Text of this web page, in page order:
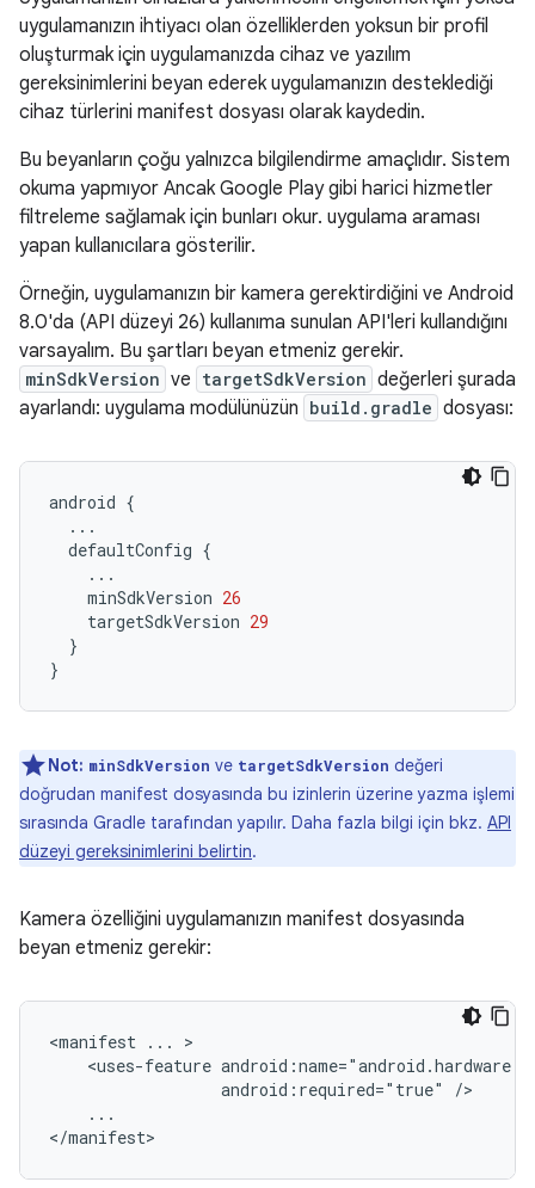
uygulamanızın ihtiyacı olan özelliklerden yoksun bir profil
oluşturmak için uygulamanızda cihaz ve yazılım
gereksinimlerini beyan ederek uygulamanızın desteklediği
cihaz türlerini manifest dosyası olarak kaydedin.
Bu beyanların çoğu yalnızca bilgilendirme amaçlıdır. Sistem
okuma yapmıyor Ancak Google Play gibi harici hizmetler
filtreleme sağlamak için bunları okur. uygulama araması
yapan kullanıcılara gösterilir.
Örneğin, uygulamanızın bir kamera gerektirdiğini ve Android
8.0'da (API düzeyi 26) kullanıma sunulan API'leri kullandığını
varsayalım. Bu şartları beyan etmeniz gerekir.
minSdkVersion ve targetSdkVersion değerleri şurada
ayarlandı: uygulama modülünüzün build.gradle dosyası:
android {
...
defaultConfig {
...
minSdkVersion 26
targetSdkVersion 29
}
}
Not: minSdkVersion ve targetSdkVersion değeri
doğrudan manifest dosyasında bu izinlerin üzerine yazma işlemi
sırasında Gradle tarafından yapılır. Daha fazla bilgi için bkz. API
düzeyi gereksinimlerini belirtin.
Kamera özelliğini uygulamanızın manifest dosyasında
beyan etmeniz gerekir:
<manifest ...
<uses-feature
android:required="true"
...
</manifest>